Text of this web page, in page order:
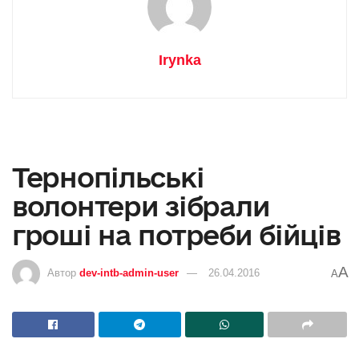
Irynka
Тернопільські
волонтери зібрали
гроші на потреби бійців
Автор dev-intb-admin-user 26.04.2016 AA